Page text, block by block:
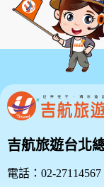
吉航旅遊台北
電話：02-27114567